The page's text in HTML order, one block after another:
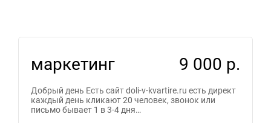
маркетинг 9 000 р.
Добрый день Есть сайт doli-v-kvartire.ru есть директ
каждый день кликают 20 человек, звонок или
письмо бывает 1 в 3-4 дня…